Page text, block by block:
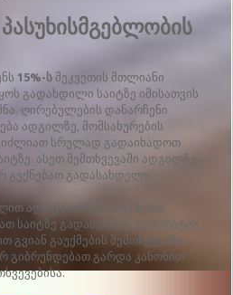
15%-სშეკვეთის მთლიანი
გადახდილი საიტზე იმისათვის
ღირებულების დანარჩენი
ადგილზე, მომსახურების
სრულად გადაიხადოთ
ასეთ შემთხვევაში ადგილზე
გექნებათ გადასახდელი.
ადრე ჯავშნის გაუქმების
საიტზე გადახდილი დეპოზიტის
გვიან გაუქმების შემთხვევაში
გიბრუნდებათ გარდა კანონით